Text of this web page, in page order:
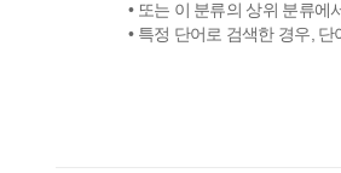
• 또는 이 분류의 상위 분류에
• 특정 단어로 검색한 경우,